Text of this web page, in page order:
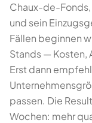
Chaux-de-
und sein
Fällen beginnen
Stands — Kosten,
Erst dann
passen. Die
Wochen: mehr